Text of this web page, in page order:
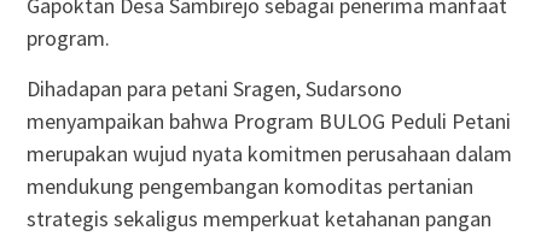
Gapoktan Desa Sambirejo sebagai penerima manfaat
program.
Dihadapan para petani Sragen, Sudarsono
menyampaikan bahwa Program BULOG Peduli Petani
merupakan wujud nyata komitmen perusahaan dalam
mendukung pengembangan komoditas pertanian
strategis sekaligus memperkuat ketahanan pangan